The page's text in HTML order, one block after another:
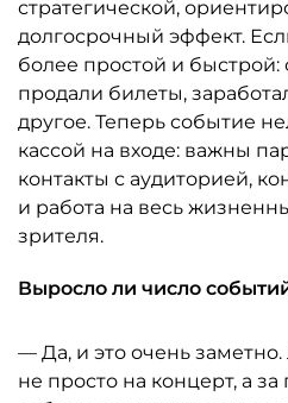
стратегической,
долгосрочный эффект.
более простой и быстрой:
продали билеты,
другое. Теперь событие
кассой на входе: важны
контакты с аудиторией,
и работа на весь
зрителя.
Выросло ли число
— Да, и это очень
не просто на концерт, а